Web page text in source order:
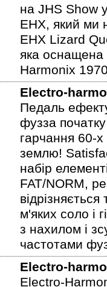
родоводом
яка має всю
на JHS Show
EHX, який ми
EHX Lizard
яка оснащена
Harmonix
Electro-
Педаль
фузза
гарчання 60-
землю!
набір
FAT/NORM,
м'яких соло і
з нахилом і
частотами